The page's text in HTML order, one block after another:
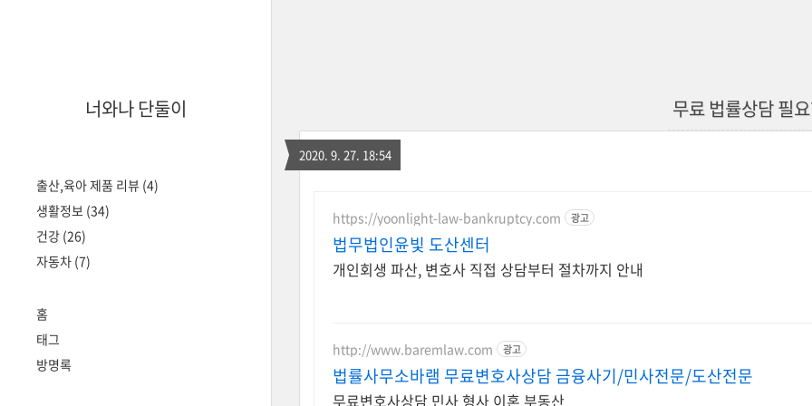
너와나 단둘이
출산,육아 제품 리뷰 (4)
생활정보 (34)
건강 (26)
자동차 (7)
홈
태그
방명록
무료 법률상담 필
2020. 9. 27. 18:54
https://yoonlight-law-bankruptcy.com 광고
법무법인윤빛 도산센터
개인회생 파산, 변호사 직접 상담부터 절차까지 안내
http://www.baremlaw.com 광고
법률사무소바램 무료변호사상담 금융사기/민사전문/도산전문
무료변호사상담 민사 형사 이혼 부동산